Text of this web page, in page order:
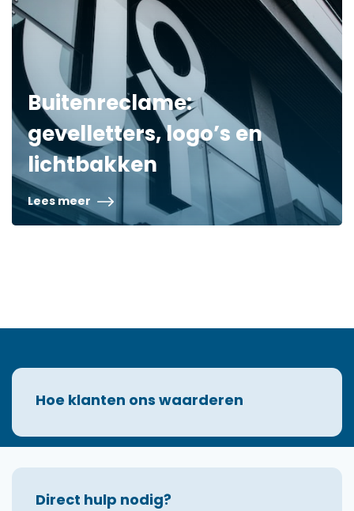
Buitenreclame:
gevelletters, logo’s en
lichtbakken
Lees meer
Hoe klanten ons waarderen
Direct hulp nodig?